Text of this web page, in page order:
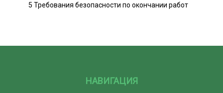
5 Требования безопасности по окончании работ
НАВИГАЦИЯ